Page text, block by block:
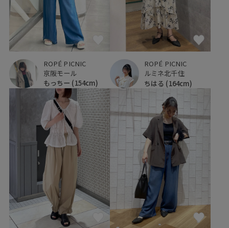
ROPÉ PICNIC
京阪モール
もっちー (154cm)
ROPÉ PICNIC
ルミネ北千住
ちはる (164cm)